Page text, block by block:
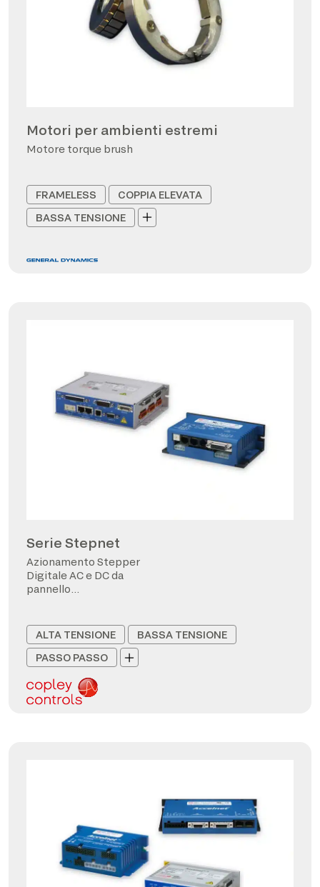
Motori per ambienti estremi
Motore torque brush
FRAMELESS
COPPIA ELEVATA
BASSA TENSIONE
Serie Stepnet
Azionamento Stepper
Digitale AC e DC da
pannello
ALTA TENSIONE
BASSA TENSIONE
PASSO PASSO